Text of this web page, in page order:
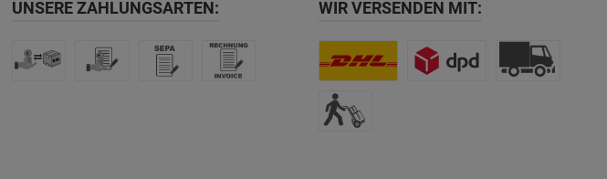
UNSERE ZAHLUNGSARTEN: WIR VERSENDEN MIT: